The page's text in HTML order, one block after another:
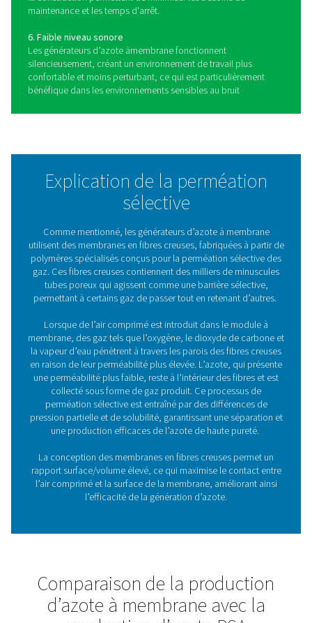
Les nombreux avantages
générateurs d'azote à
membrane
Choisir un générateur d’azote à membrane de
présente de nombreux avantages :
1. Rentabilité
Réduction des coûts d’exploitation par rapport aux
traditionnelles d’alimentation en azote telles que les
de gaz ou les réservoirs d’azote liquide. La
membrane avancée garantit une efficacité énergétique
ce qui permet de réduire la consommation d’énergie
Générer de l’azote sur site et à la demande, réduisant
dépendance vis-à-vis des fournisseurs externes et
l’efficacité opérationnelle.